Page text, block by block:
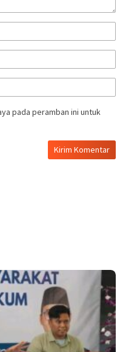
pada peramban ini untuk